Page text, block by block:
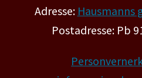
Adresse: Hausmanns
Postadresse: Pb